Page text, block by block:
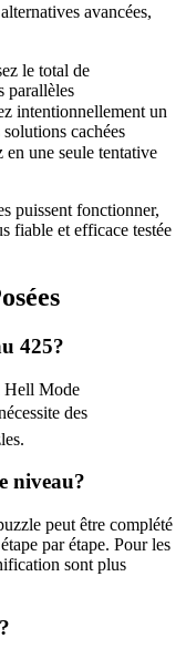
avancées,
le total de
parallèles
intentionnellement un
cachées
une seule tentative
puissent fonctionner,
fiable et efficace testée
425?
Hell Mode
des
niveau?
peut être complété
par étape. Pour les
sont plus